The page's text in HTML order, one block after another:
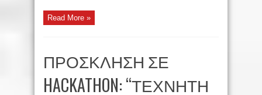
Read More »
ΠΡΟΣΚΛΗΣΗ ΣΕ
HACKATHON: “ΤΕΧΝΗΤΗ